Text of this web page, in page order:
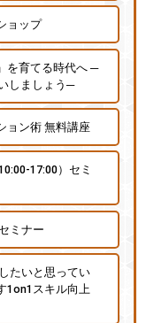
ョップ
を育てる時代へ ─
しましょう─
ョン術 無料講座
17:00）セミ
ミナー
たいと思ってい
1on1スキル向上